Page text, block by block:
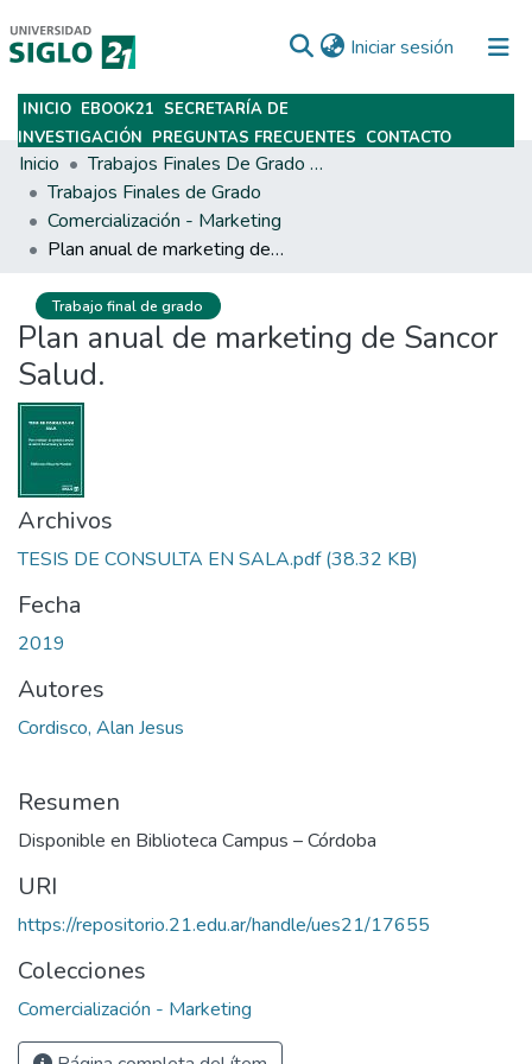
Iniciar sesión (current)
Subir
INICIO EBOOK21 SECRETARÍA DE
INVESTIGACIÓN PREGUNTAS FRECUENTES CONTACTO
Inicio
Trabajos Finales De Grado Y Posgrado
Trabajos Finales de Grado
Comercialización - Marketing
Plan anual de marketing de Sancor Salud.
Trabajo final de grado
Plan anual de marketing de Sancor
Salud.
Archivos
TESIS DE CONSULTA EN SALA.pdf(38.32 KB)
Fecha
2019
Autores
Cordisco, Alan Jesus
Resumen
Disponible en Biblioteca Campus – Córdoba
URI
https://repositorio.21.edu.ar/handle/ues21/17655
Colecciones
Comercialización - Marketing